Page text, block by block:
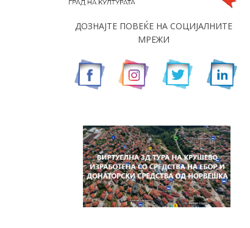
ДОЗНАЈТЕ ПОВЕЌЕ НА СОЦИЈАЛНИТЕ
МРЕЖИ